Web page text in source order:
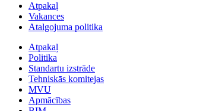
Atpakaļ
Vakances
Atalgojuma politika
Atpakaļ
Politika
Standartu izstrāde
Tehniskās komitejas
MVU
Apmācības